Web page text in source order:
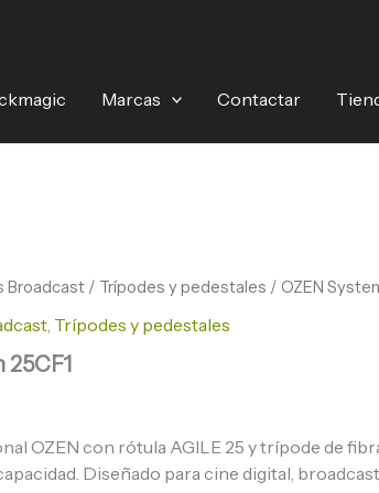
Marcas Contactar
Broadcast / Trípodes y pedestales / OZEN
Trípodes y pedestales
25CF1
OZEN con rótula AGILE 25 y trípode de
Diseñado para cine digital,